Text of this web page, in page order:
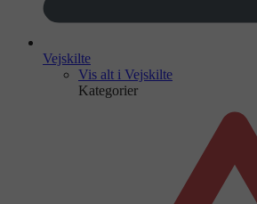
Vejskilte
Vis alt i Vejskilte
Kategorier